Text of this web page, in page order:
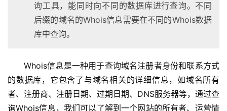
询工具，能同时向不同的数据库进行查询。不同
后缀的域名的Whois信息需要在不同的Whois数据
库中查询。
Whois信息是一种用于查询域名注册者身份和联系方式
的数据库，它包含了与域名相关的详细信息，如域名所有
者、注册商、注册日期、过期日期、DNS服务器等，通过查
询Whois信息，我们可以了解到一个网站的所有者、运营情